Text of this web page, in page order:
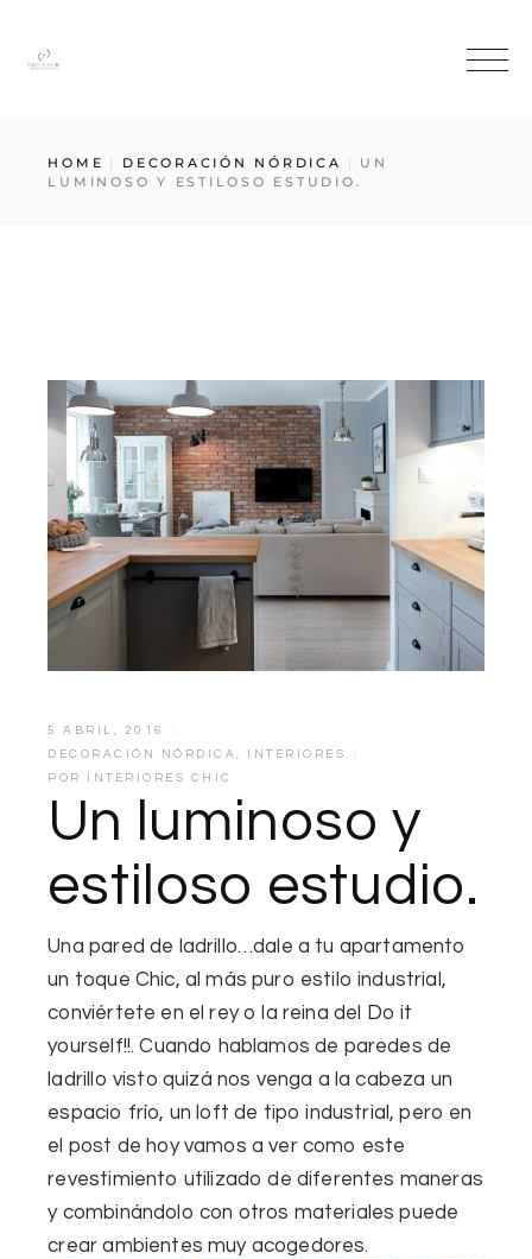
HOME DECORACIÓN NÓRDICA
UN
LUMINOSO Y ESTILOSO ESTUDIO.
5 ABRIL, 2016
DECORACIÓN NÓRDICA,
INTERIORES
POR
INTERIORES CHIC
Un luminoso y
estiloso estudio.
Una pared de ladrillo…dale a tu apartamento
un toque Chic, al más puro estilo industrial,
conviértete en el rey o la reina del Do it
yourself!!. Cuando hablamos de paredes de
ladrillo visto quizá nos venga a la cabeza un
espacio frío, un loft de tipo industrial, pero en
el post de hoy vamos a ver como este
revestimiento utilizado de diferentes maneras
ycombinándolo con otros materiales puede
crear ambientes muy acogedores.